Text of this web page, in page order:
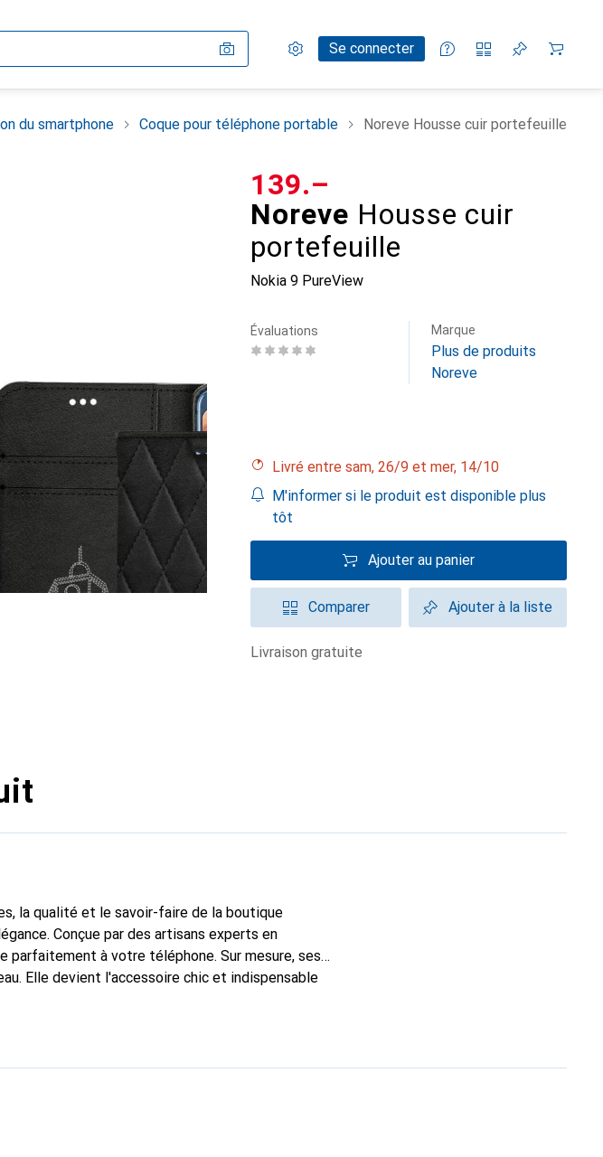
Paramètres
Compte clientSe connecter
Listes de comparaison
Listes d'envies
Panier
du smartphone Coque pour téléphone portable Noreve Housse cuir portefeuille
Noreve Housse cuir
portefeuille
Nokia 9 PureView
CHF
139.–
Évaluations Marque
Plus de produits
Noreve
Livré entre sam, 26/9 et mer, 14/10
M'informer si le produit est disponible plus
tôt
Ajouter au panier
Comparer Ajouter à la liste
livraison gratuite
la qualité et le savoir-faire de la boutique
Conçue par des artisans experts en
parfaitement à votre téléphone. Sur mesure, ses
Elle devient l'accessoire chic et indispensable